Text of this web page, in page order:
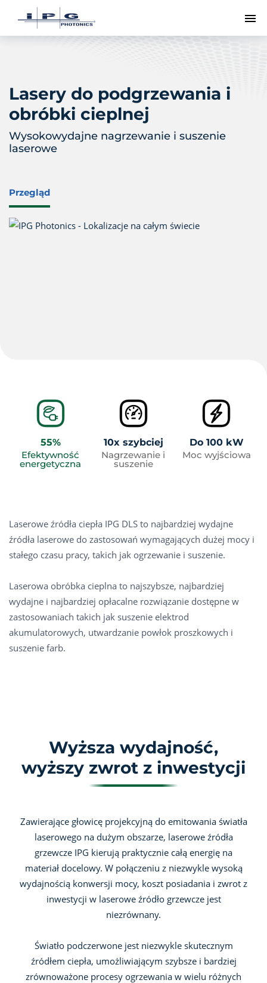
Lasery do podgrzewania i
obróbki cieplnej
Wysokowydajne nagrzewanie i suszenie
laserowe
Przegląd
55%
Efektywność
energetyczna
10x szybciej
Nagrzewanie i
suszenie
Do 100 kW
Moc wyjściowa
Laserowe źródła ciepła IPG DLS to najbardziej wydajne
źródła laserowe do zastosowań wymagających dużej mocy i
stałego czasu pracy, takich jak ogrzewanie i suszenie.
Laserowa obróbka cieplna to najszybsze, najbardziej
wydajne i najbardziej opłacalne rozwiązanie dostępne w
zastosowaniach takich jak suszenie elektrod
akumulatorowych, utwardzanie powłok proszkowych i
suszenie farb.
Wyższa wydajność,
wyższy zwrot z inwestycji
Zawierające głowicę projekcyjną do emitowania światła
laserowego na dużym obszarze, laserowe źródła
grzewcze IPG kierują praktycznie całą energię na
materiał docelowy. W połączeniu z niezwykle wysoką
wydajnością konwersji mocy, koszt posiadania i zwrot z
inwestycji w laserowe źródło grzewcze jest
niezrównany.
Światło podczerwone jest niezwykle skutecznym
źródłem ciepła, umożliwiającym szybsze i bardziej
zrównoważone procesy ogrzewania w wielu różnych